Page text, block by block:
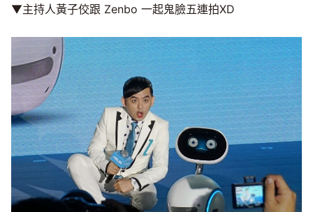
▼主持人黃子佼跟 Zenbo 一起鬼臉五連拍XD